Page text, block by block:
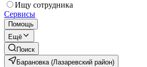
Ищу сотрудника
Сервисы
Помощь
Ещё
Поиск
Барановка (Лазаревский район)